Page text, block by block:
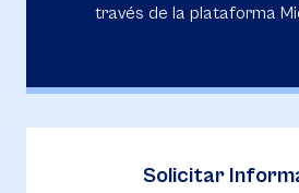
través de la plataforma
Solicitar